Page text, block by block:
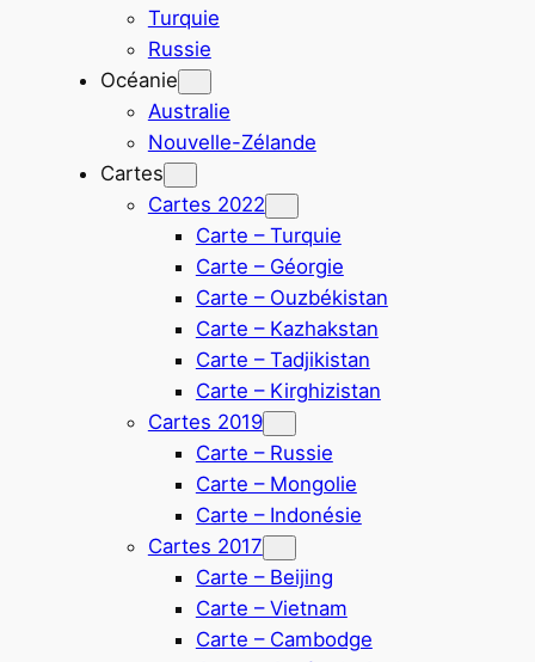
Turquie
Russie
Océanie
Australie
Nouvelle-Zélande
Cartes
Cartes 2022
Carte – Turquie
Carte – Géorgie
Carte – Ouzbékistan
Carte – Kazhakstan
Carte – Tadjikistan
Carte – Kirghizistan
Cartes 2019
Carte – Russie
Carte – Mongolie
Carte – Indonésie
Cartes 2017
Carte – Beijing
Carte – Vietnam
Carte – Cambodge